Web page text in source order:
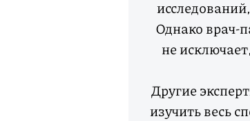
Однако врач-
не
Другие
изучить весь